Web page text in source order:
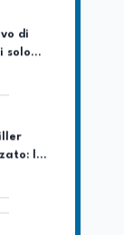
di
solo
la
si